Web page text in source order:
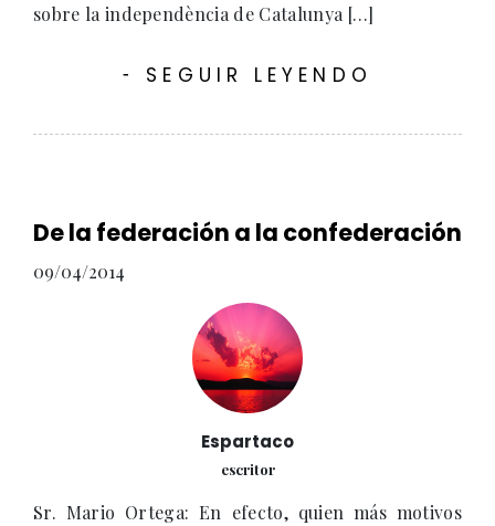
sobre la independència de Catalunya […]
- SEGUIR LEYENDO
De la federación a la confederación
09/04/2014
Espartaco
escritor
Sr. Mario Ortega: En efecto, quien más motivos